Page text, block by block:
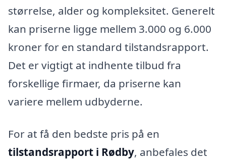
størrelse, alder og kompleksitet. Generelt
kan priserne ligge mellem 3.000 og 6.000
kroner for en standard tilstandsrapport.
Det er vigtigt at indhente tilbud fra
forskellige firmaer, da priserne kan
variere mellem udbyderne.
For at få den bedste pris på en
tilstandsrapport i Rødby, anbefales det